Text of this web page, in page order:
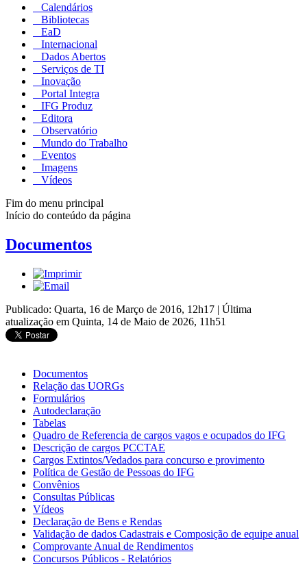
Calendários
Bibliotecas
EaD
Internacional
Dados Abertos
Serviços de TI
Inovação
Portal Integra
IFG Produz
Editora
Observatório
Mundo do Trabalho
Eventos
Imagens
Vídeos
Fim do menu principal
Início do conteúdo da página
Documentos
Publicado: Quarta, 16 de Março de 2016, 12h17 | Última
atualização em Quinta, 14 de Maio de 2026, 11h51
Documentos
Relação das UORGs
Formulários
Autodeclaração
Tabelas
Quadro de Referencia de cargos vagos e ocupados do IFG
Descrição de cargos PCCTAE
Cargos Extintos/Vedados para concurso e provimento
Política de Gestão de Pessoas do IFG
Convênios
Consultas Públicas
Vídeos
Declaração de Bens e Rendas
Validação de dados Cadastrais e Composição de equipe anual
Comprovante Anual de Rendimentos
Concursos Públicos - Relatórios